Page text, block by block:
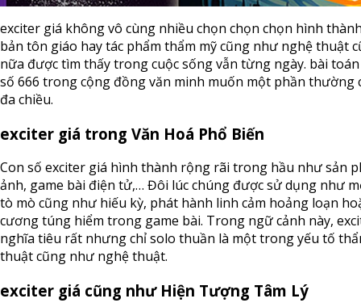
exciter giá không vô cùng nhiều chọn chọn chọn hình
bản tôn giáo hay tác phẩm thẩm mỹ cũng như nghệ thuật
nữa được tìm thấy trong cuộc sống vẫn từng ngày. bài
số 666 trong cộng đồng văn minh muốn một phần thường
đa chiều.
exciter giá trong Văn Hoá Phổ Biến
Con số exciter giá hình thành rộng rãi trong hầu như sản
ảnh, game bài điện tử,… Đôi lúc chúng được sử dụng như
tò mò cũng như hiếu kỳ, phát hành linh cảm hoảng loạn
cương túng hiểm trong game bài. Trong ngữ cảnh này,
nghĩa tiêu rất nhưng chỉ solo thuần là một trong yếu tố
thuật cũng như nghệ thuật.
exciter giá cũng như Hiện Tượng Tâm Lý